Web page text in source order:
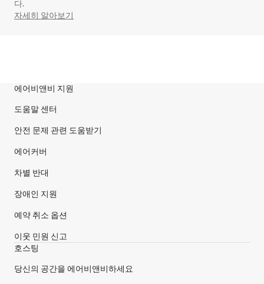
다.
자세히 알아보기
사이트 바닥글
에어비앤비 지원
도움말 센터
안전 문제 관련 도움받기
에어커버
차별 반대
장애인 지원
예약 취소 옵션
이웃 민원 신고
호스팅
당신의 공간을 에어비앤비하세요